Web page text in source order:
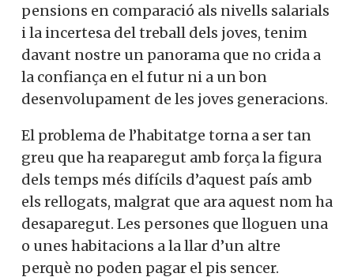
pensions en comparació als nivells salarials
i la incertesa del treball dels joves, tenim
davant nostre un panorama que no crida a
la confiança en el futur ni a un bon
desenvolupament de les joves generacions.
El problema de l’habitatge torna a ser tan
greu que ha reaparegut amb força la figura
dels temps més difícils d’aquest país amb
els rellogats, malgrat que ara aquest nom ha
desaparegut. Les persones que lloguen una
o unes habitacions a la llar d’un altre
perquè no poden pagar el pis sencer.